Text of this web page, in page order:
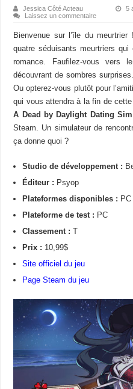
Jessica Côté Acteau 5
Laissez un commentaire
Bienvenue sur l’île du
quatre séduisants meurtriers
romance. Faufilez-vous
découvrant de sombres
Ou opterez-vous plutôt pour
qui vous attendra à la fin de
A Dead by Daylight Dating Sim
Steam. Un simulateur de
ça donne quoi ?
Studio de développement :
Éditeur : Psyop
Plateformes disponibles : PC
Plateforme de test : PC
Classement :T
Prix : 10,99$
Site officiel du jeu
Page Steam du jeu